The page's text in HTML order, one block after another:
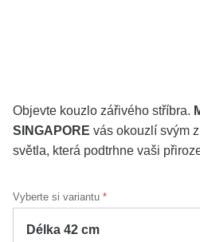
Objevte kouzlo zářivého stříbra.
SINGAPORE vás okouzlí svým
světla, která podtrhne vaši
Vyberte si variantu